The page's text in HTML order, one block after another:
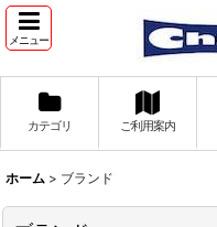
メニュー
カテゴリ ご利用案内
ホーム > ブランド